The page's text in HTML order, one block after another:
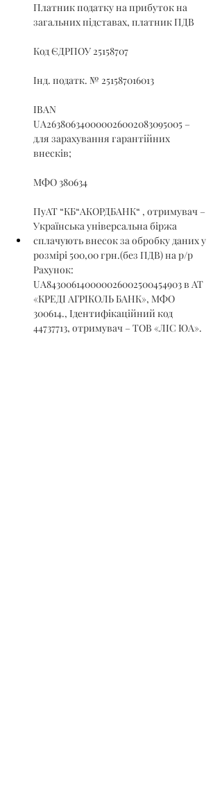
Платник податку на прибуток на
загальних підставах, платник ПДВ
Код ЄДРПОУ 25158707
Інд. податк. № 251587016013
IBAN
UA263806340000026002083095005 –
для зарахування гарантійних
внесків;
МФО 380634
ПуАТ “КБ“АКОРДБАНК“ , отримувач –
Українська універсальна біржа
сплачують внесок за обробку даних у
розмірі 500,00 грн.(без ПДВ) на р/р
Рахунок:
UA843006140000026002500454903 в АТ
«КРЕДІ АГРІКОЛЬ БАНК», МФО
300614., Ідентифікаційний код
44737713, отримувач – ТОВ «ЛІС ЮА».